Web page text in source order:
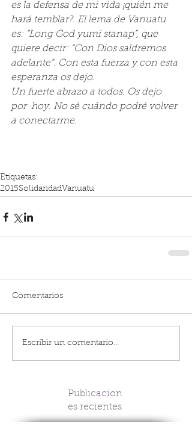
es la defensa de mi vida ¡quién me
hará temblar?. El lema de Vanuatu
es: “Long God yumi stanap”, que
quiere decir: “Con Dios saldremos
adelante”. Con esta fuerza y con esta
esperanza os dejo.
Un fuerte abrazo a todos. Os dejo
por  hoy. No sé cuándo podré volver
a conectarme.
Etiquetas:
2015SolidaridadVanuatu
Comentarios
Escribir un comentario...
Publicacion
es recientes